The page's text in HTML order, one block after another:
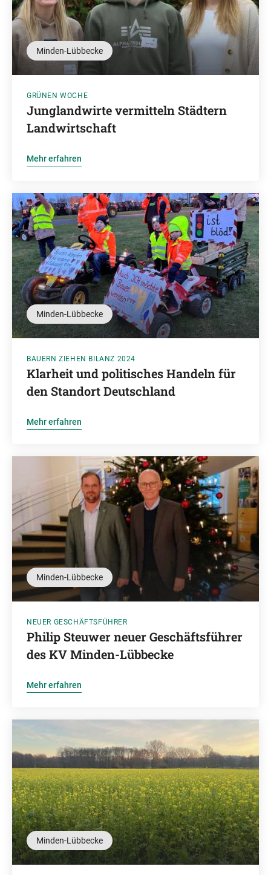
Minden-Lübbecke
GRÜNEN WOCHE
Junglandwirte vermitteln Städtern
Landwirtschaft
Mehr erfahren
Minden-Lübbecke
BAUERN ZIEHEN BILANZ 2024
Klarheit und politisches Handeln für
den Standort Deutschland
Mehr erfahren
Minden-Lübbecke
NEUER GESCHÄFTSFÜHRER
Philip Steuwer neuer Geschäftsführer
des KV Minden-Lübbecke
Mehr erfahren
Minden-Lübbecke